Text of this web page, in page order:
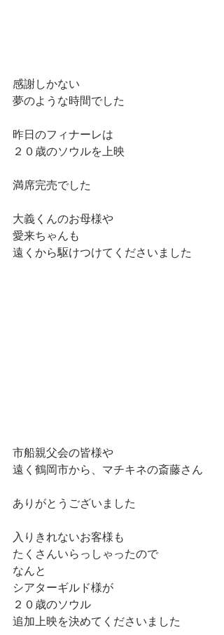
感謝しかない
夢のような時間でした
昨日のフィナーレは
２０歳のソウルを上映
満席完売でした
大義くんのお母様や
愛来ちゃんも
遠くから駆けつけてくださいました
市船親父会の皆様や
遠く鶴岡市から、マチキネの斎藤さん
ありがとうございました
入りきれないお客様も
たくさんいらっしゃったので
なんと
シアターギルド様が
２０歳のソウル
追加上映を決めてくださいました